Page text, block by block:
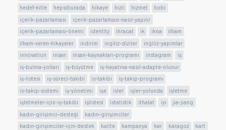
hedef-kitle
hepsiburada hikaye hızlı hizmet
hobi
içerik-pazarlaması
içerik-pazarlaması-nasıl-yapılır
içerik-pazarlaması-önemi
identity ihracat ik ikna
ilham
ilham-veren-hikayeler
indirim ingiliz-diziler
ingiliz-yapimlar
innovation
insan insan-kaynakları-programı instagram
iş
iş-bulma-yolları
iş-büyütme
iş-hayatına-nasıl-adapte-olunur
iş-listesi
iş-süreci-takibi is-takibi
iş-takip-programı
is-takip-sistemi
iş-yönetimi işe isler işler-yolunda
işletme
işletmeler-için-iş-takibi
işlistesi istatistik ithalat iyi
jia-jiang
kadın-girişimci-desteği
kadın-girişimciler
kadın-girişimciler-için-destek
kalite kampanya kar karagoz
kart